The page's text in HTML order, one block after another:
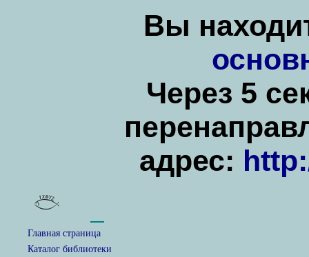
Вы
Через 5
адрес:
Главная страница
Каталог библиотеки